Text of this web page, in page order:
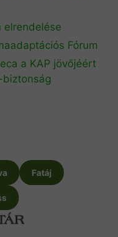
elrendelése
Fórum
a KAP jövőjéért
biztonság
Fatáj